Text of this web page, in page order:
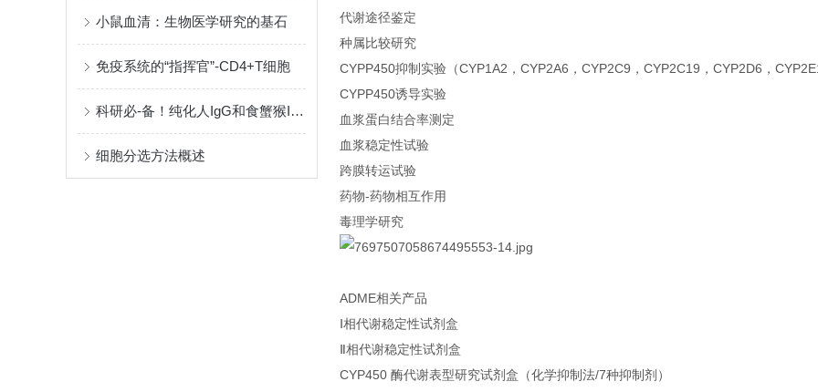
小鼠血清：生物医学研究的基石
免疫系统的“指挥官”-CD4+T细胞
科研必-备！纯化人IgG和食蟹猴IgG全攻略请看这里
细胞分选方法概述
代谢途径鉴定
种属比较研究
CYPP450抑制实验（CYP1A2，CYP2A6，CYP2C9，CYP2C19，CYP2D6，
CYPP450诱导实验
血浆蛋白结合率测定
血浆稳定性试验
跨膜转运试验
药物-药物相互作用
毒理学研究
ADME相关产品
Ⅰ相代谢稳定性试剂盒
Ⅱ相代谢稳定性试剂盒
CYP450 酶代谢表型研究试剂盒（化学抑制法/7种抑制剂）